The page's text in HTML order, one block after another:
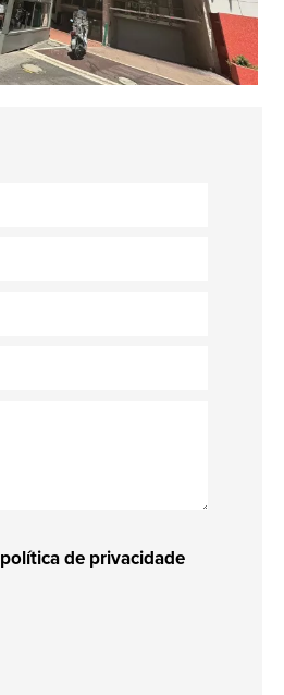
política de privacidade